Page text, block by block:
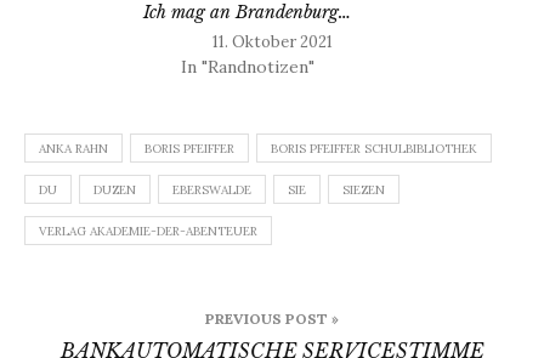
Ich mag an Brandenburg…
11. Oktober 2021
In "Randnotizen"
ANKA RAHN BORIS PFEIFFER BORIS PFEIFFER SCHULBIBLIOTHEK
DU DUZEN EBERSWALDE SIE SIEZEN
VERLAG AKADEMIE-DER-ABENTEUER
PREVIOUS POST »
BANKAUTOMATISCHE SERVICESTIMME